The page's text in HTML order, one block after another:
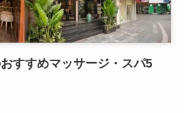
すすめマッサージ・スパ5